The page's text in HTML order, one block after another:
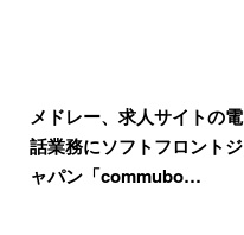
メドレー、求人サイトの電
話業務にソフトフロントジ
ャパン「commubo…